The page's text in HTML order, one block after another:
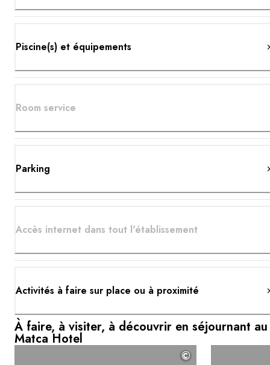
Piscine(s) et équipements
Room service
Parking
Accès internet dans tout l'établissement
Activités à faire sur place ou à proximité
À faire, à visiter, à découvrir en séjournant au
Matca Hotel
©